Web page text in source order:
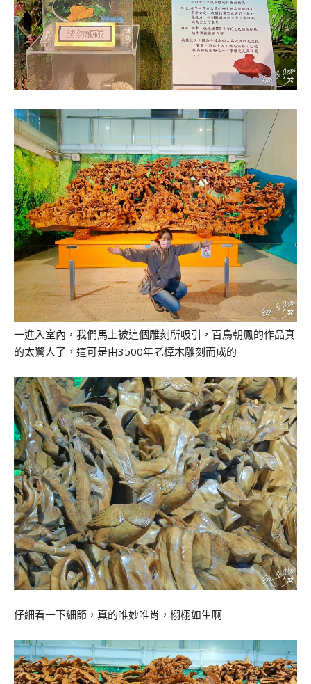
一進入室內，我們馬上被這個雕刻所吸引，百鳥朝鳳的作品真
的太驚人了，這可是由3500年老樟木雕刻而成的
仔細看一下細節，真的唯妙唯肖，栩栩如生啊